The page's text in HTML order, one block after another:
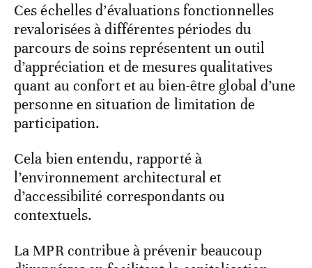
Ces échelles d’évaluations fonctionnelles
revalorisées à différentes périodes du
parcours de soins représentent un outil
d’appréciation et de mesures qualitatives
quant au confort et au bien-être global d’une
personne en situation de limitation de
participation.
Cela bien entendu, rapporté à
l’environnement architectural et
d’accessibilité correspondants ou
contextuels.
La MPR contribue à prévenir beaucoup